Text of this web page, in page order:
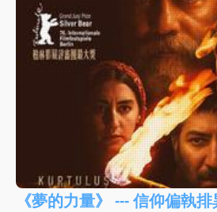
《夢的力量》 --- 信仰偏執